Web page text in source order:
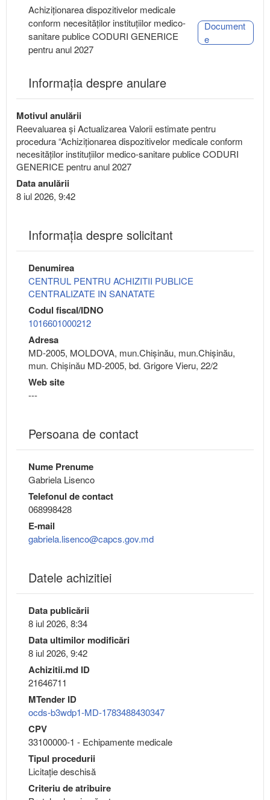
Achiziționarea dispozitivelor medicale
conform necesităților instituțiilor medico-
sanitare publice CODURI GENERICE
pentru anul 2027
Document
e
Informația despre anulare
Motivul anulării
Reevaluarea și Actualizarea Valorii estimate pentru
procedura “Achiziționarea dispozitivelor medicale conform
necesităților instituțiilor medico-sanitare publice CODURI
GENERICE pentru anul 2027
Data anulării
8 iul 2026, 9:42
Informaţia despre solicitant
Denumirea
CENTRUL PENTRU ACHIZITII PUBLICE
CENTRALIZATE IN SANATATE
Codul fiscal/IDNO
1016601000212
Adresa
MD-2005, MOLDOVA, mun.Chişinău, mun.Chişinău,
mun. Chișinău MD-2005, bd. Grigore Vieru, 22/2
Web site
---
Persoana de contact
Nume Prenume
Gabriela Lisenco
Telefonul de contact
068998428
E-mail
gabriela.lisenco@capcs.gov.md
Datele achizitiei
Data publicării
8 iul 2026, 8:34
Data ultimilor modificări
8 iul 2026, 9:42
Achizitii.md ID
21646711
MTender ID
ocds-b3wdp1-MD-1783488430347
CPV
33100000-1 - Echipamente medicale
Tipul procedurii
Licitație deschisă
Criteriu de atribuire